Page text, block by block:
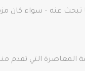
عنه – سواء كان
التي تقدم